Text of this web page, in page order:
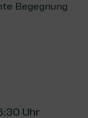
Begeg­nung
Uhr